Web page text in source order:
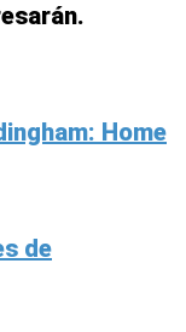
Home
de